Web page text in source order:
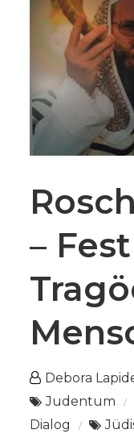
–
Debora
Judentum
Dialog